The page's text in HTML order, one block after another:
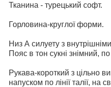
Тканина - турецький софт.
Горловина-круглої форми.
Низ А силуету з
Пояс в тон сукні знімний,
Рукава-короткий з цільно
напуском по лінії талії, на